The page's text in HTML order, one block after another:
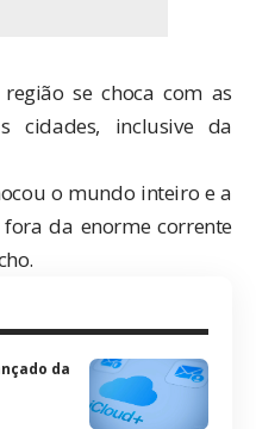
se choca com as
cidades, inclusive da
o mundo inteiro e a
da enorme corrente
da